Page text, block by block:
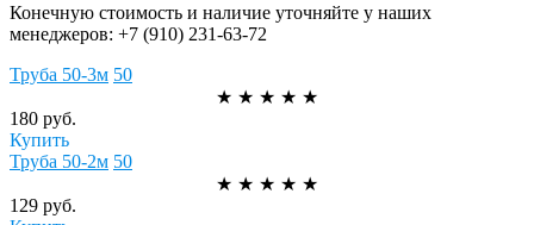
Конечную стоимость и наличие уточняйте у наших
менеджеров: +7 (910) 231-63-72
Труба 50-3м 50
★ ★ ★ ★ ★
180 руб.
Купить
Труба 50-2м 50
★ ★ ★ ★ ★
129 руб.